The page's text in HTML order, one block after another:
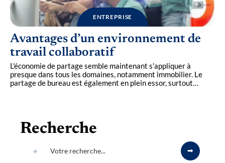
ENTREPRISE
Avantages d’un environnement de
travail collaboratif
L'économie de partage semble maintenant s'appliquer à
presque dans tous les domaines, notamment immobilier. Le
partage de bureau est également en plein essor, surtout…
Recherche